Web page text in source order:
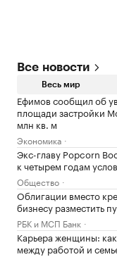
Все новости
Весь мир
Ефимов сообщил об
площади застройки
млн кв. м
Экономика
Экс-главу Popcorn
к четырем годам
Общество
Облигации вместо
бизнесу разместить
РБК и МСП Банк
Карьера женщины:
между работой и